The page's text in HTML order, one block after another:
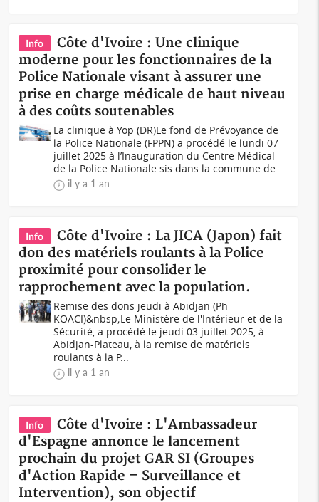
Info
Côte d'Ivoire : Une clinique
moderne pour les fonctionnaires de la
Police Nationale visant à assurer une
prise en charge médicale de haut niveau
à des coûts soutenables
La clinique à Yop (DR)Le fond de Prévoyance de
la Police Nationale (FPPN) a procédé le lundi 07
juillet 2025 à l’Inauguration du Centre Médical
de la Police Nationale sis dans la commune de...
il y a 1 an
Info
Côte d'Ivoire : La JICA (Japon) fait
don des matériels roulants à la Police
proximité pour consolider le
rapprochement avec la population.
Remise des dons jeudi à Abidjan (Ph
KOACI)&nbsp;Le Ministère de l'Intérieur et de la
Sécurité, a procédé le jeudi 03 juillet 2025, à
Abidjan-Plateau, à la remise de matériels
roulants à la P...
il y a 1 an
Info
Côte d'Ivoire : L'Ambassadeur
d'Espagne annonce le lancement
prochain du projet GAR SI (Groupes
d'Action Rapide – Surveillance et
Intervention), son objectif